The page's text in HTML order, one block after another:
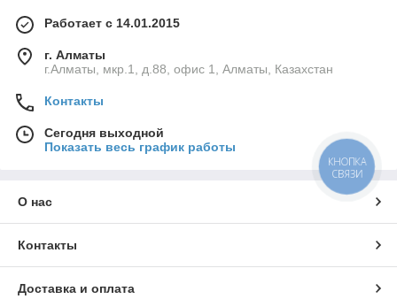
Работает с 14.01.2015
г. Алматы
г.Алматы, мкр.1, д.88, офис 1, Алматы, Казахстан
Контакты
Сегодня выходной
Показать весь график работы
О нас
Контакты
Доставка и оплата
КНОПКА
СВЯЗИ